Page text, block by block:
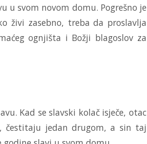
u svom novom domu. Pogrešno je
živi zasebno, treba da proslavlja
ognjišta i Božji blagoslov za
Kad se slavski kolač isječe, otac
čestitaju jedan drugom, a sin taj